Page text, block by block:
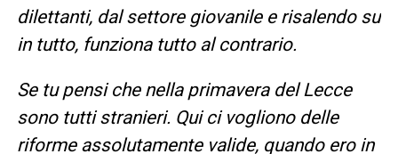
dilettanti, dal settore giovanile e risalendo su
in tutto, funziona tutto al contrario.
Se tu pensi che nella primavera del Lecce
sono tutti stranieri. Qui ci vogliono delle
riforme assolutamente valide, quando ero in